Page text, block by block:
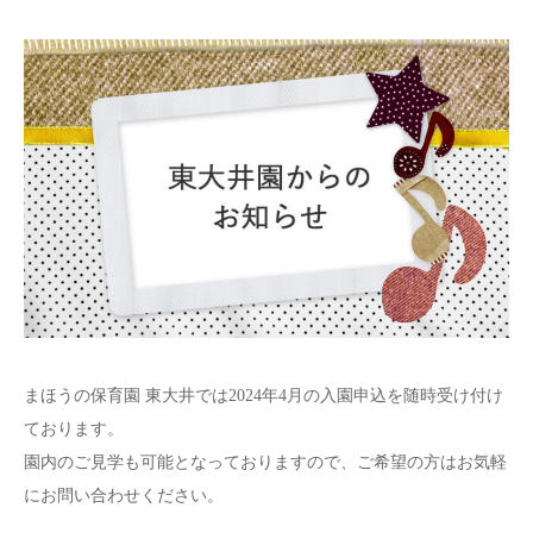
まほうの保育園 東大井では2024年4月の入園申込を随時受け付け
ております。
園内のご見学も可能となっておりますので、ご希望の方はお気軽
にお問い合わせください。
一時保育について